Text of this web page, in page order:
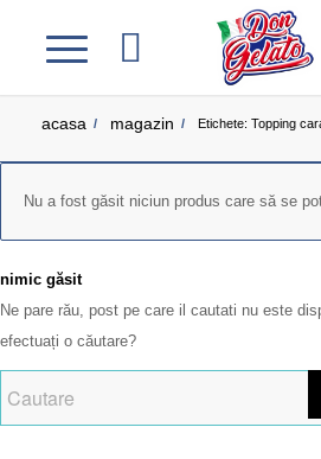
acasa / magazin / Etichete: Topping
Nu a fost găsit niciun produs care să se
nimic găsit
Ne pare rău, post pe care il cautati nu este
efectuați o căutare?